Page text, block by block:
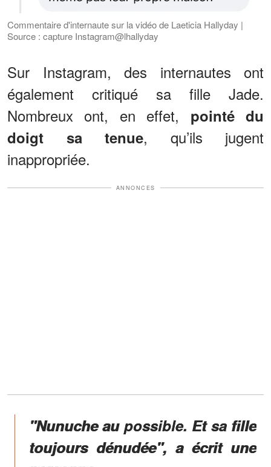
Commentaire d'internaute sur la vidéo de Laeticia Hallyday |
Source : capture Instagram@lhallyday
Sur Instagram, des internautes ont
également critiqué sa fille Jade.
Nombreux ont, en effet, pointé du
doigt sa tenue, qu’ils jugent
inappropriée.
ANNONCES
"Nunuche au possible. Etsa fille
toujours dénudée", a écrit une